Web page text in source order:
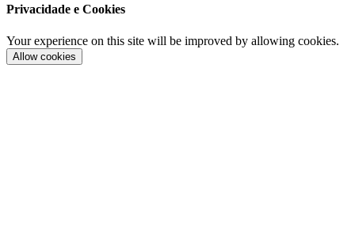
Privacidade e Cookies
Your experience on this site will be improved by allowing cookies.
Allow cookies